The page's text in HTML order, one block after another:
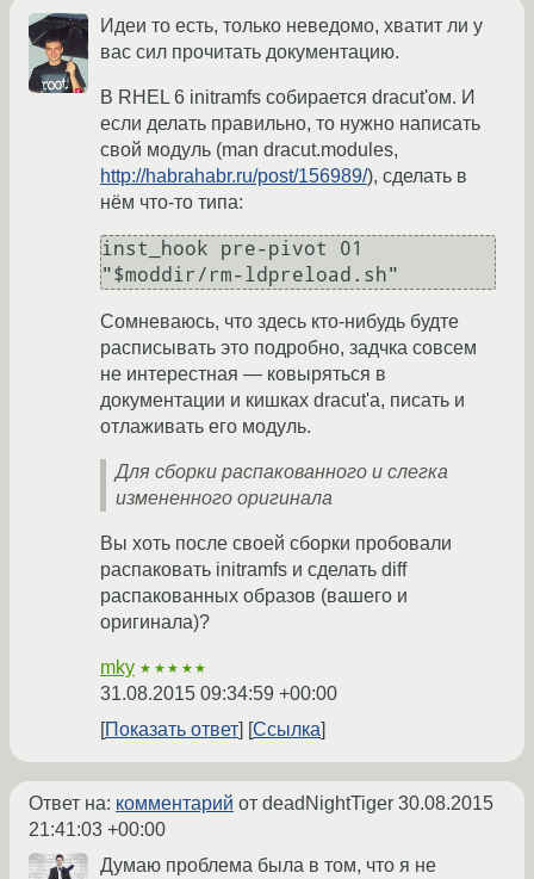
Идеи то есть, только неведомо, хватит ли у
вас сил прочитать документацию.
В RHEL 6 initramfs собирается dracut'ом. И
если делать правильно, то нужно написать
свой модуль (man dracut.modules,
http://habrahabr.ru/post/156989/), сделать в
нём что-то типа:
inst_hook pre-pivot 01
Сомневаюсь, что здесь кто-нибудь будте
расписывать это подробно, задчка совсем
не интерестная — ковыряться в
документации и кишках dracut'а, писать и
отлаживать его модуль.
Для сборки распакованного и слегка
измененного оригинала
Вы хоть после своей сборки пробовали
распаковать initramfs и сделать diff
распакованных образов (вашего и
оригинала)?
mky ★★★★★
31.08.2015 09:34:59 +00:00
Показать ответ
Ссылка
Ответ на: комментарий от deadNightTiger 30.08.2015
21:41:03 +00:00
Думаю проблема была в том, что я не